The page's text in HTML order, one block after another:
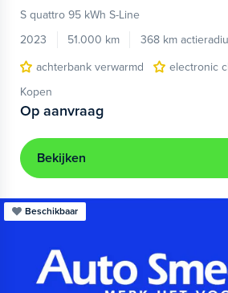
S quattro 95 kWh S-Line
2023
51.000 km 368 km
achterbank verwarmd
electronic
Kopen
Op aanvraag
Bekijken
Beschikbaar